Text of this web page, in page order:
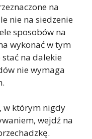
na
nie na siedzenie
sposobów na
wykonać w tym
na dalekie
nie wymaga
w którym nigdy
wejdź na